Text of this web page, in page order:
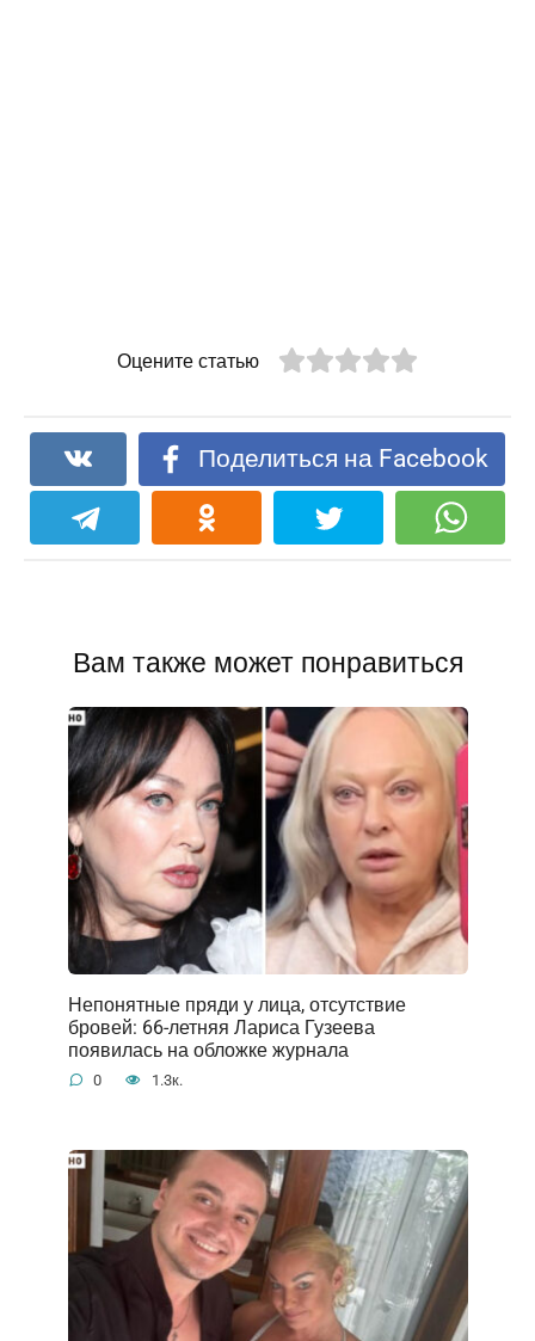
Оцените статью
Поделиться на Facebook
Вам также может понравиться
Непонятные пряди у лица, отсутствие
бровей: 66-летняя Лариса Гузеева
появилась на обложке журнала
0 1.3к.